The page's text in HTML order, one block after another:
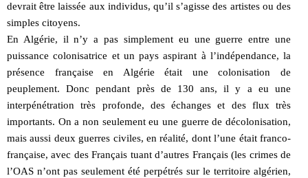
devrait être laissée aux individus, qu’il s’agisse des artistes ou des
simples citoyens.
En Algérie, il n’y a pas simplement eu une guerre entre une
puissance colonisatrice et un pays aspirant à l’indépendance, la
présence française en Algérie était une colonisation de
peuplement. Donc pendant près de 130 ans, il y a eu une
interpénétration très profonde, des échanges et des flux très
importants. On a non seulement eu une guerre de décolonisation,
mais aussi deux guerres civiles, en réalité, dont l’une était franco-
française, avec des Français tuant d’autres Français (les crimes de
l’OAS n’ont pas seulement été perpétrés sur le territoire algérien,